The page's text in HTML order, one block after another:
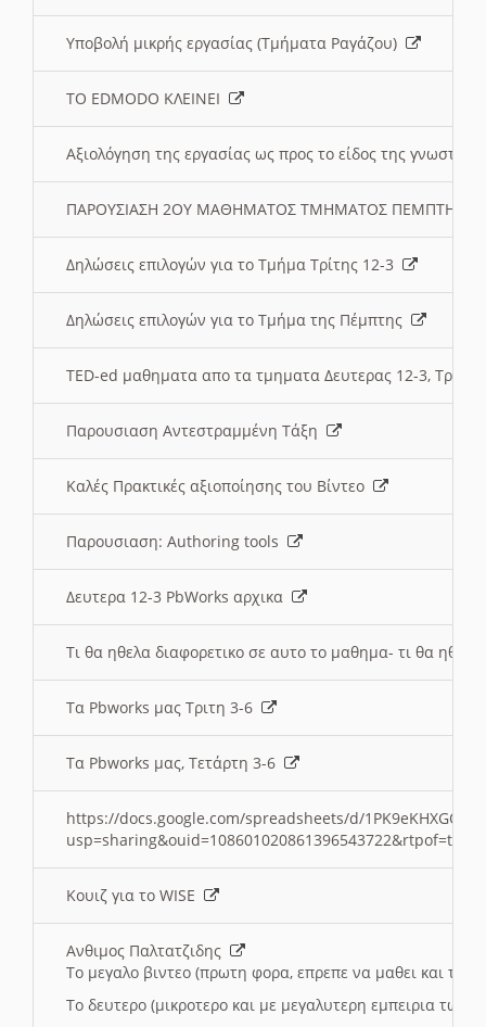
Υποβολή μικρής εργασίας (Τμήματα Ραγάζου)
ΤΟ EDMODO ΚΛΕΙΝΕΙ
Αξιολόγηση της εργασίας ως προς το είδος της
ΠΑΡΟΥΣΙΑΣΗ 2ΟΥ ΜΑΘΗΜΑΤΟΣ ΤΜΗΜΑΤΟΣ
Δηλώσεις επιλογών για το Τμήμα Τρίτης 12-3
Δηλώσεις επιλογών για το Τμήμα της Πέμπτης
TED-ed μαθηματα απο τα τμηματα Δευτερας 12-3,
Παρουσιαση Αντεστραμμένη Τάξη
Καλές Πρακτικές αξιοποίησης του Βίντεο
Παρουσιαση: Authoring tools
Δευτερα 12-3 PbWorks αρχικα
Τι θα ηθελα διαφορετικο σε αυτο το μαθημα- τι θα
Τα Pbworks μας Τριτη 3-6
Τα Pbworks μας, Τετάρτη 3-6
https://docs.google.com/spreadsheets/d/
Κουιζ για το WISE
Ανθιμος Παλτατζιδης
Το μεγαλο βιντεο (πρωτη φορα, επρεπε να μαθει και το
Το δευτερο (μικροτερο και με μεγαλυτερη εμπειρια